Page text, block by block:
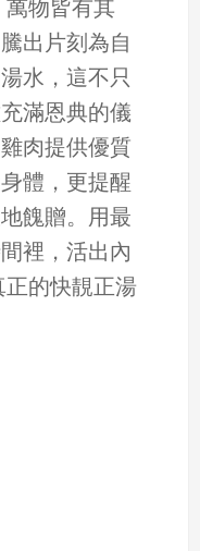
物皆有其
出片刻為自
水，這不只
滿恩典的儀
肉提供優質
體，更提醒
餽贈。用最
裡，活出內
的快靚正湯